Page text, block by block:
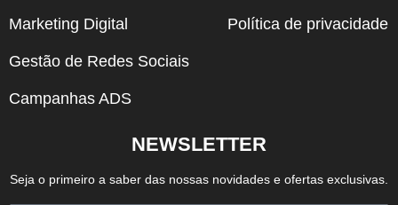
Marketing Digital
Gestão de Redes Sociais
Campanhas ADS
Política de privacidade
NEWSLETTER
Seja o primeiro a saber das nossas novidades e ofertas exclusivas.